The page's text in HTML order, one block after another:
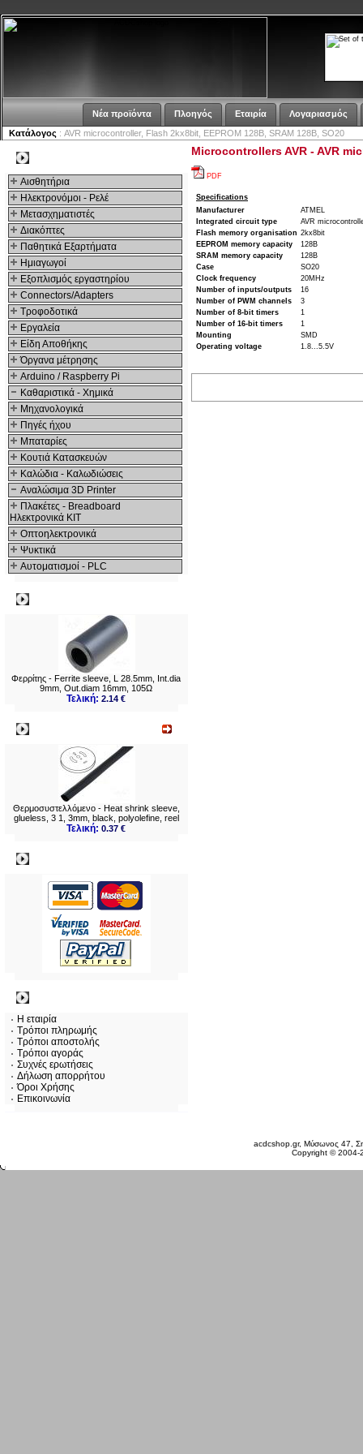
Νέα προϊόντα Πλοηγός Εταιρία
Λογαριασμός
Κατάλογος : AVR microcontroller, Flash 2kx8bit, EEPROM 128B, SRAM 128B, SO20
Αισθητήρια
Ηλεκτρονόμοι - Ρελέ
Μετασχηματιστές
Διακόπτες
Παθητικά Εξαρτήματα
Hμιαγωγοί
Εξοπλισμός εργαστηρίου
Connectors/Adapters
Τροφοδοτικά
Εργαλεία
Είδη Αποθήκης
Όργανα μέτρησης
Arduino / Raspberry Pi
Καθαριστικά - Χημικά
Μηχανολογικά
Πηγές ήχου
Μπαταρίες
Κουτιά Κατασκευών
Καλώδια - Καλωδιώσεις
Αναλώσιμα 3D Printer
Πλακέτες - Breadboard
Ηλεκτρονικά ΚΙΤ
Οπτοηλεκτρονικά
Ψυκτικά
Αυτοματισμοί - PLC
Φερρίτης - Ferrite sleeve, L 28.5mm, Int.dia
9mm, Out.diam 16mm, 105Ω
Τελική:2.14 €
Θερμοσυστελλόμενo - Heat shrink sleeve,
glueless, 3 1, 3mm, black, polyolefine, reel
Τελική:0.37 €
Η εταιρία
Τρόποι πληρωμής
Τρόποι αποστολής
Τρόποι αγοράς
Συχνές ερωτήσεις
Δήλωση απορρήτου
Όροι Χρήσης
Επικοινωνία
Microcontrollers AVR - AVR
PDF
Specifications
Manufacturer
ATMEL
Integrated circuit type
AVR
Flash memory organisation 2kx8bit
EEPROM memory capacity
128B
SRAM memory capacity
128B
Case
SO20
Clock frequency
20MHz
Number of inputs/outputs
16
Number of PWM channels
3
Number of 8-bit timers
1
Number of 16-bit timers
1
Mounting
SMD
Operating voltage
1.8...5.5V
acdcshop.gr, Μύσωνος 47,
Copyright ©